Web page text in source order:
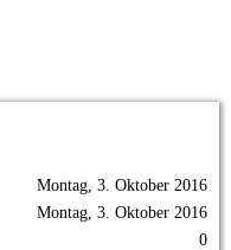
Montag, 3. Oktober 2016
Montag, 3. Oktober 2016
0